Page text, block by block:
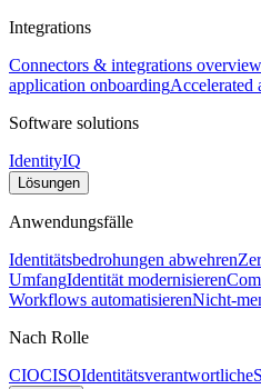
Integrations
Connectors & integrations overview
application onboardingAccelerated
Software solutions
IdentityIQ
Lösungen
Anwendungsfälle
Identitätsbedrohungen abwehren
UmfangIdentität modernisieren
Workflows automatisierenNicht-
Nach Rolle
CIOCISOIdentitätsverantwortliche